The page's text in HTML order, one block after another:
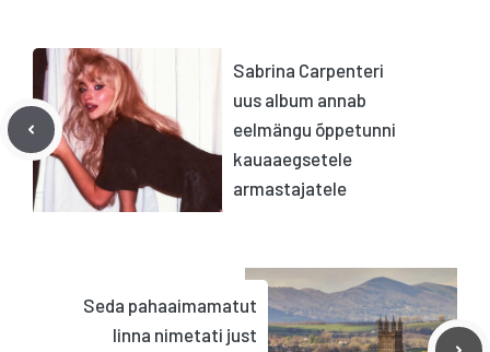
Sabrina Carpenteri
uus album annab
eelmängu õppetunni
kauaaegsetele
armastajatele
Seda pahaaimamatut
linna nimetati just